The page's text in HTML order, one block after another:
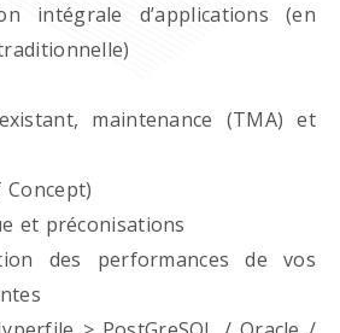
d’applications (en
maintenance (TMA) et
et préconisations
des performances de vos